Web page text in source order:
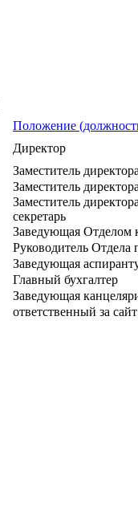
Положение
Директор
Заместитель
Заместитель
Заместитель
секретарь
Заведующая Отделом
Руководитель
Заведующая
Главный бухгалтер
Заведующая
ответственный за